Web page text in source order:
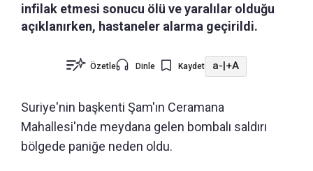
infilak etmesi sonucu ölü ve yaralılar olduğu
açıklanırken, hastaneler alarma geçirildi.
Özetle Dinle Kaydet a-|+A
Suriye'nin başkenti Şam'ın Ceramana
Mahallesi'nde meydana gelen bombalı saldırı
bölgede paniğe neden oldu.